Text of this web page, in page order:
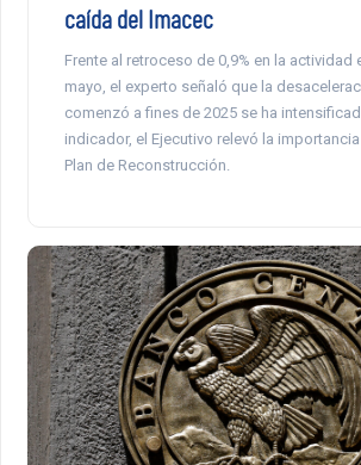
caída del Imacec
Frente al retroceso de 0,9% en la actividad
mayo, el experto señaló que la
comenzó a fines de 2025 se ha
indicador, el Ejecutivo relevó la
Plan de Reconstrucción.